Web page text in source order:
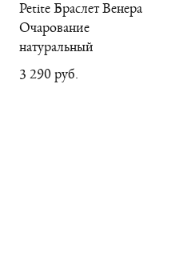
Petite Браслет Венера
Очарование
натуральный
3 290 pуб.